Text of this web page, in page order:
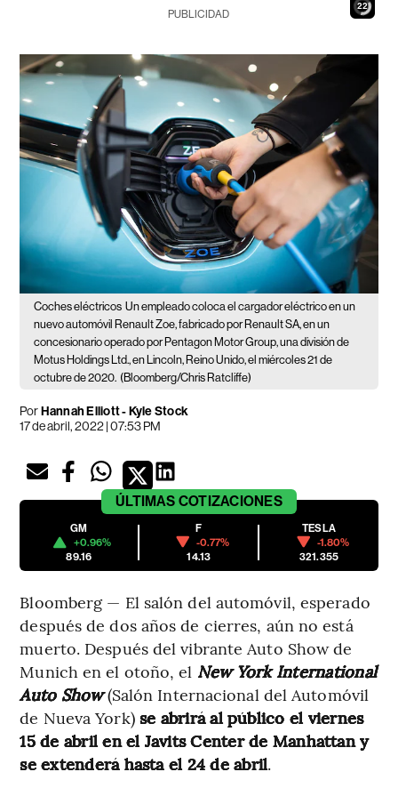
20
PUBLICIDAD
Coches eléctricos Un empleado coloca el cargador eléctrico en un
nuevo automóvil Renault Zoe, fabricado por Renault SA, en un
concesionario operado por Pentagon Motor Group, una división de
Motus Holdings Ltd., en Lincoln, Reino Unido, el miércoles 21 de
octubre de 2020. (Bloomberg/Chris Ratcliffe)
PorHannah Elliott - Kyle Stock
17 de abril, 2022 | 07:53 PM
ÚLTIMAS COTIZACIONES
GM
+0.96%
89.16
F
-0.77%
14.13
TESLA
-1.80%
321.355
Bloomberg — El salón del automóvil, esperado
después de dos años de cierres, aún no está
muerto. Después del vibrante Auto Show de
Munich en el otoño, el New York International
Auto Show (Salón Internacional del Automóvil
de Nueva York) se abrirá al público el viernes
15 de abril en el Javits Center de Manhattan y
se extenderá hasta el 24 de abril.